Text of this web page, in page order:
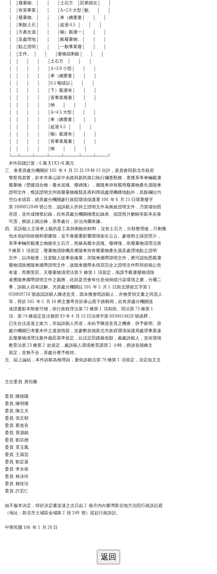
    │    │廢棄物、│        │        │土石方    │罰累積次│        │
    │    │有害事業│        │        │A=2.0 大型│數。    │        │
    │    │廢棄物、│        │        │車（總重量│        │        │
    │    │剩餘土石│        │        │超過 6.5  │        │        │
    │    │方產生源│        │        │噸）載運一│        │        │
    │    │及處理地│        │        │般廢棄物、│        │        │
    │    │點之證明│        │        │一般事業廢│        │        │
    │    │文件。  │        │        │棄物或剩餘│        │        │
    │    │        │        │        │土石方    │        │        │
    │    │        │        │        │A=3.0 小型│        │        │
    │    │        │        │        │車（總重量│        │        │
    │    │        │        │        │6.5 噸或以│        │        │
    │    │        │        │        │下）載運有│        │        │
    │    │        │        │        │害事業廢棄│        │        │
    │    │        │        │        │物        │        │        │
    │    │        │        │        │A=4.5 大型│        │        │
    │    │        │        │        │車（總重量│        │        │
    │    │        │        │        │超過 6.5  │        │        │
    │    │        │        │        │噸）載運有│        │        │
    │    │        │        │        │害事業廢棄│        │        │
    │    │        │        │        │物        │        │        │
    └──┴────┴────┴────┴─────┴────┴────┘
    本件罰鍰計算：6 萬 X1X1=6 萬元
三、卷查原處分機關於 105  年 4  月 22 日 19 時 15 分許，派員會同新北市政府
    警察局員警，於本市泰山區中央路與新民路口執行攔查勤務，查獲系爭車輛載運
    廢棄物（營建混合物：廢水泥塊、廢磚塊），雖隨車持有載明廢棄物產生源隨車
    證明文件，惟該證明文件除廢棄物種類及再利用或處理機構地點外，其餘欄位均
    空白未填寫，經原處分機關參行政院環境保護署 100  年 6  月 21 日環署廢字
    第 1000052048 號公告，認訴願人所持之證明文件為無效證明文件，乃當場拍照
    存證，並作成稽查紀錄，此有原處分機關稽查紀錄表、採證照片數幀等影本在卷
    可憑，揆諸上揭法條，系爭處分，於法洵屬有據。
四、至訴願人主張車上載的是工具與剩餘的材料，沒有土石方，分類整理後，只剩幾
    包水泥砂回收物和塑膠袋，並不會嚴重影響環境衛生云云。參卷附之採證照片，
    系爭車輛所載運之物雖非土石方，然確為廢水泥塊、廢磚塊，依廢棄物清理法第
    9 條第 1  項規定，廢棄物清除機具應隨車持有廢棄物產生源及處理地點之證明
    文件，以供檢查；且駕駛人從事裝修業，亦隨車攜帶證明文件，應可認知悉載運
    廢物清除應隨車攜帶證明文件，故隨車攜帶未填寫完全之證明文件即與前揭公告
    有違，而應受罰。又廢棄物清理法第 9  條第 1  項規定，係課予載運廢物清除
    者應隨車攜帶證明文件之義務，此與是否會有任意傾倒或污染環境之虞，分屬二
    事，訴願人容有誤解。另原處分機關以 105  年 5  月 5  日新北環衛五字第 1
    050809716 號函請訴願人陳述意見，因未獲會晤訴願人，亦無受領文書之同居人
    等，而於 105  年 5  月 10 將文書寄存於泰山貴子路郵局，此有原處分機關送
    達證書影本附卷可稽，依行政程序法第 72 條第 1  項前段、同法第 73 條第 1
    項、第 74 條規定及法務部 93 年 4  月 13 日法律字第 0930014628 號函釋，
    已生合法送達之效力，非如訴願人所述，未給予陳述意見之機會，併予敘明。原
    處分機關已考量本件之違規情節，並參酌首揭新北市政府環境保護局處理事業違
    反廢棄物清理法案件裁罰基準規定，以法定罰鍰最低額，裁處訴願人，並依環境
    教育法第 23 條第 2  款規定，處訴願人環境教育講習 2  小時，揆諸首揭條文
    規定，並無不合，原處分應予維持。
五、綜上論結，本件訴願為無理由，爰依訴願法第 79 條第 1  項規定，決定如主文
    。
主任委員  黃怡騰
委員  陳慈陽
委員  陳明燦
委員  陳立夫
委員  張文郁
委員  蔡進良
委員  黃源銘
委員  劉宗德
委員  景玉鳳
委員  王藹芸
委員  劉定基
委員  李永裕
委員  林泳玲
委員  賴玫珪
委員  許宏仁
如不服本決定，得於決定書送達之次日起 2  個月內向臺灣新北地方法院行政訴訟庭
（地址：新北市土城區金城路 2  段 249  號）提起行政訴訟。
中華民國 106  年 1  月 20 日